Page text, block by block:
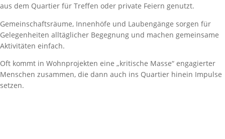
aus dem Quartier für Treffen oder private Feiern genutzt.
Gemeinschaftsräume, Innenhöfe und Laubengänge sorgen für
Gelegenheiten alltäglicher Begegnung und machen gemeinsame
Aktivitäten einfach.
Oft kommt in Wohnprojekten eine „kritische Masse“ engagierter
Menschen zusammen, die dann auch ins Quartier hinein Impulse
setzen.